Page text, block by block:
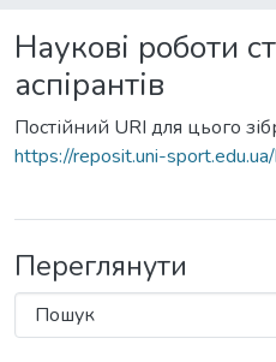
Наукові роботи
аспірантів
Постійний URI для цього
https://reposit.uni-
Переглянути